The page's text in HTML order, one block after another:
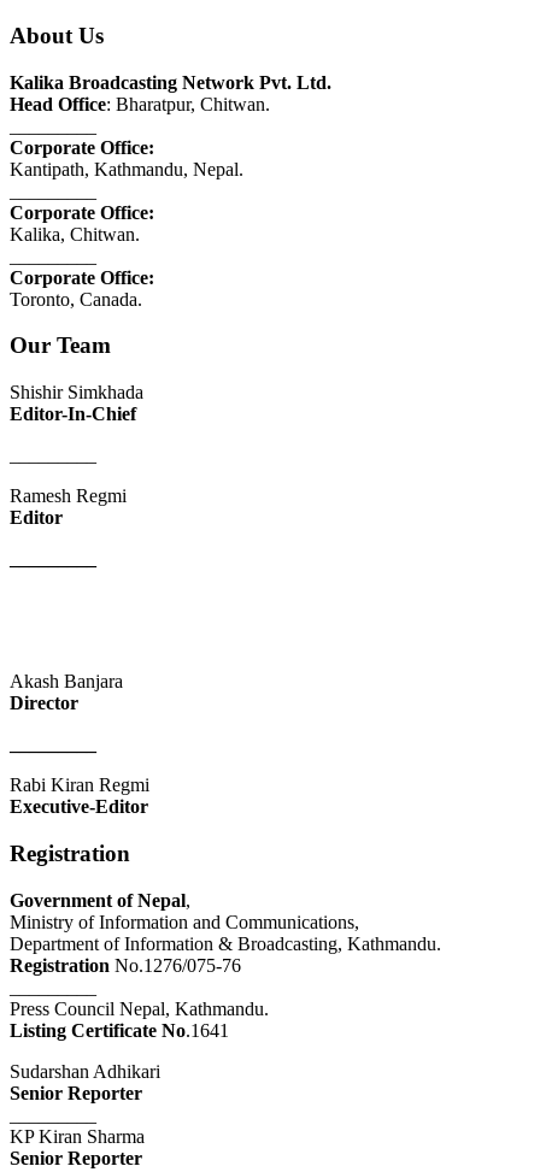
About Us
Kalika Broadcasting Network Pvt. Ltd.
Head Office: Bharatpur, Chitwan.
Corporate Office:
Kantipath, Kathmandu, Nepal.
Corporate Office:
Kalika, Chitwan.
Corporate Office:
Toronto, Canada.
Our Team
Shishir Simkhada
Editor-In-Chief
Ramesh Regmi
Editor
Akash Banjara
Director
Rabi Kiran Regmi
Executive-Editor
Registration
Government of Nepal,
Ministry of Information and Communications,
Department of Information & Broadcasting, Kathmandu.
Registration No.1276/075-76
Press Council Nepal, Kathmandu.
Listing Certificate No.1641
Sudarshan Adhikari
Senior Reporter
KP Kiran Sharma
Senior Reporter